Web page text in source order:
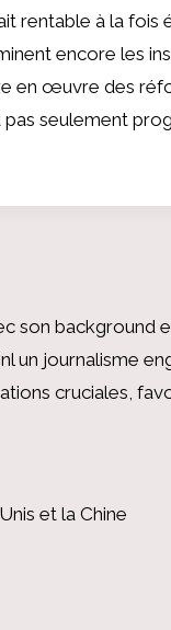
rentable à la
encore les
en œuvre des
seulement
son background
un journalisme
cruciales,
et la Chine